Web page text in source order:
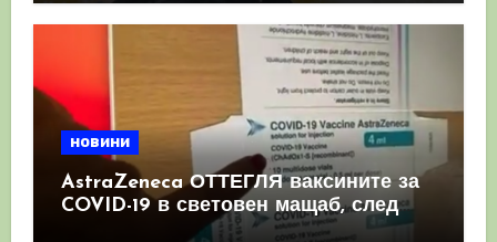
новини
AstraZeneca ОТТЕГЛЯ ваксините за
COVID-19 в световен мащаб, след
като призна, че те причиняват